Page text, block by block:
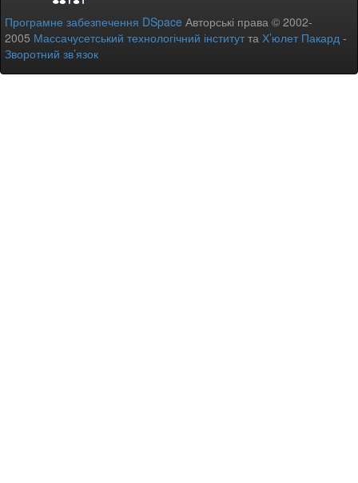
Програмне забезпечення DSpace Авторські права © 2002-
2005 Массачусетський технологічний інститутта Х’юлет Пакард -
Зворотний зв’язок